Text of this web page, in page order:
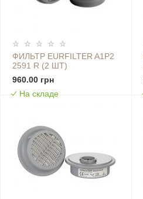
ФИЛЬТР EURFILTER A1P2
2591 R (2 ШТ)
960.00 грн
На складе